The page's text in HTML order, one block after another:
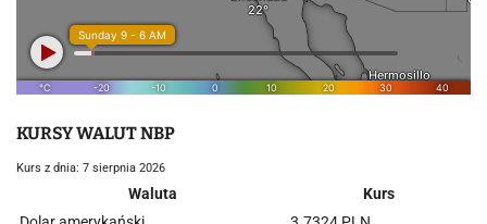
KURSY WALUT NBP
Kurs z dnia: 7 sierpnia 2026
Waluta
Kurs